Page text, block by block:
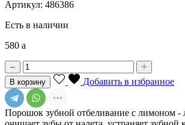
Артикул: 486386
Есть в наличии
580 a
В корзину Добавить в избранное
Порошок зубной отбеливание с лимоном -